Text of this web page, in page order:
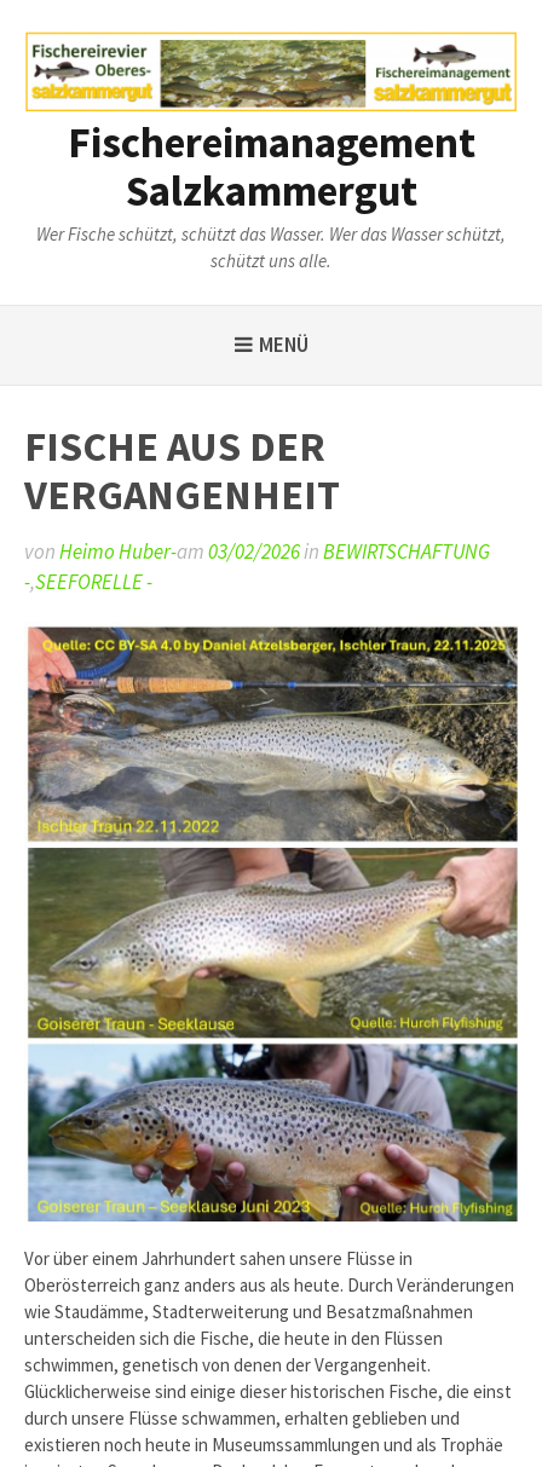
zum
Inhalt
Fischereimanagement
Salzkammergut
Wer Fische schützt, schützt das Wasser. Wer das Wasser schützt,
schützt uns alle.
MENÜ
FISCHE AUS DER
VERGANGENHEIT
vonHeimo Huber-am03/02/2026inBEWIRTSCHAFTUNG
-,SEEFORELLE -
Vor über einem Jahrhundert sahen unsere Flüsse in
Oberösterreich ganz anders aus als heute. Durch Veränderungen
wie Staudämme, Stadterweiterung und Besatzmaßnahmen
unterscheiden sich die Fische, die heute in den Flüssen
schwimmen, genetisch von denen der Vergangenheit.
Glücklicherweise sind einige dieser historischen Fische, die einst
durch unsere Flüsse schwammen, erhalten geblieben und
existieren noch heute in Museumssammlungen und als Trophäe